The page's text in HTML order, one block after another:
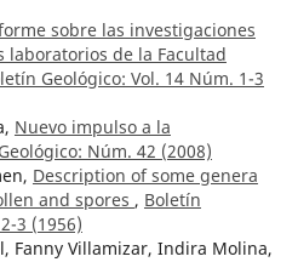
sobre las investigaciones
laboratorios de la Facultad
Geológico: Vol. 14 Núm. 1-3
Nuevo impulso a la
Núm. 42 (2008)
Description of some genera
and spores , Boletín
3 (1956)
Fanny Villamizar, Indira Molina,